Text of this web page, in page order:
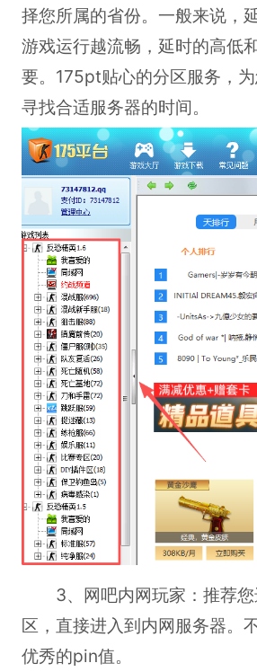
择您所属的省份。一般来说，
游戏运行越流畅，延时的高低
要。175pt贴心的分区服务，
寻找合适服务器的时间。
3、网吧内网玩家：推荐您
区，直接进入到内网服务器。
优秀的pin值。